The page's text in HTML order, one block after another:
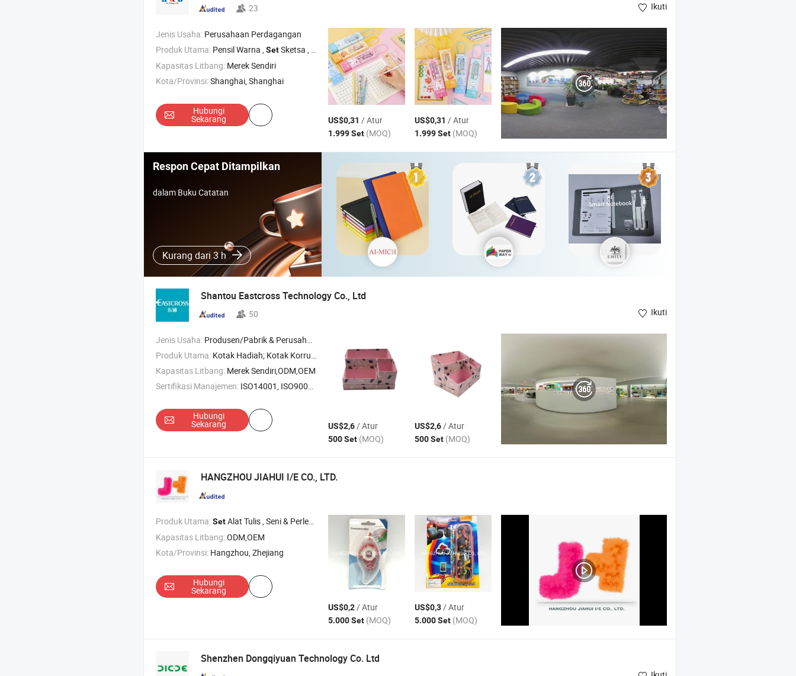
23 Ikuti
Jenis Usaha: Perusahaan Perdagangan
Produk Utama: Pensil Warna ,SetSketsa , Set Cat ,SetPulpen Mark , Set Alat Melukis
Kapasitas Litbang: Merek Sendiri
Kota/Provinsi:Shanghai, Shanghai
Hubungi
Sekarang US$0,31 / Atur
1.999 Set (MOQ)
US$0,31 / Atur
1.999 Set (MOQ)
Respon Cepat Ditampilkan
dalam Buku Catatan
Kurang dari 3 h
Shantou Eastcross Technology Co., Ltd
50 Ikuti
Jenis Usaha: Produsen/Pabrik & Perusahaan Dagang
Produk Utama: Kotak Hadiah; Kotak Korrugasi; Kotak Perhiasan
Kapasitas Litbang: Merek Sendiri,ODM,OEM
Sertifikasi Manajemen: ISO14001, ISO9001:2015
Hubungi
Sekarang US$2,6/ Atur
500 Set (MOQ)
US$2,6/ Atur
500 Set (MOQ)
HANGZHOU JIAHUI I/E CO., LTD.
Produk Utama:SetAlat Tulis , Seni & Perlengkapan Sekolah , Perlengkapan Kantor , SetAlat Tulis DIY , Produk Kecantikan
Kapasitas Litbang:ODM,OEM
Kota/Provinsi: Hangzhou, Zhejiang
Hubungi
Sekarang
US$0,2/ Atur
5.000 Set (MOQ)
US$0,3/ Atur
5.000 Set (MOQ)
Shenzhen Dongqiyuan Technology Co. Ltd